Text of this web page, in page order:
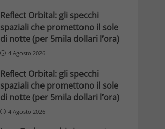
Reflect Orbital: gli specchi
spaziali che promettono il sole
di notte (per 5mila dollari l’ora)
4 Agosto 2026
Reflect Orbital: gli specchi
spaziali che promettono il sole
di notte (per 5mila dollari l’ora)
4 Agosto 2026